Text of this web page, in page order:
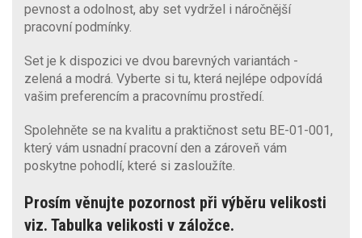
pevnost a odolnost, aby set vydržel i náročnější
pracovní podmínky.
Set je k dispozici ve dvou barevných variantách -
zelená a modrá. Vyberte si tu, která nejlépe odpovídá
vašim preferencím a pracovnímu prostředí.
Spolehněte se na kvalitu a praktičnost setu BE-01-001,
který vám usnadní pracovní den a zároveň vám
poskytne pohodlí, které si zasloužíte.
Prosím věnujte pozornost při výběru velikosti
viz. Tabulka velikosti v záložce.